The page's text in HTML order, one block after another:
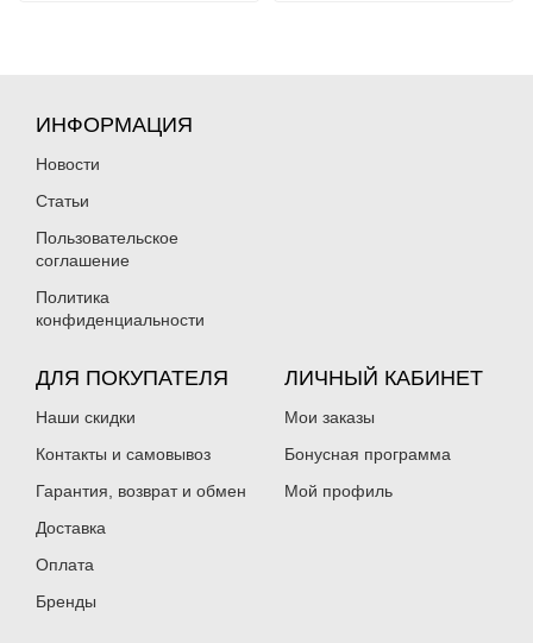
ИНФОРМАЦИЯ
Новости
Статьи
Пользовательское
соглашение
Политика
конфиденциальности
ДЛЯ ПОКУПАТЕЛЯ
Наши скидки
Контакты и самовывоз
Гарантия, возврат и обмен
Доставка
Оплата
Бренды
ЛИЧНЫЙ КАБИНЕТ
Мои заказы
Бонусная программа
Мой профиль